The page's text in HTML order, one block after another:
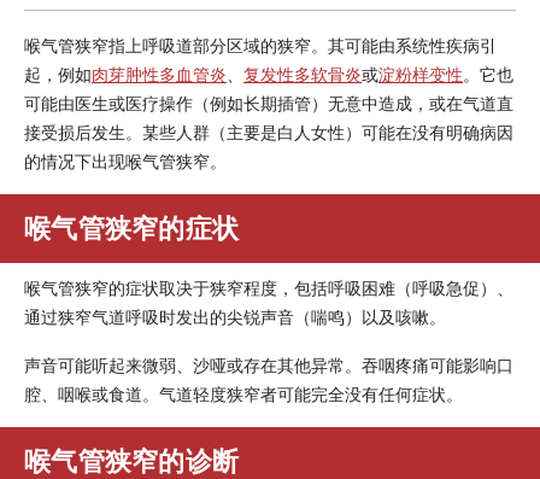
喉气管狭窄指上呼吸道部分区域的狭窄。其可能由系统性疾病引
起，例如肉芽肿性多血管炎、 复发性多软骨炎或淀粉样变性。它也
可能由医生或医疗操作（例如长期插管）无意中造成，或在气道直
接受损后发生。某些人群（主要是白人女性）可能在没有明确病因
的情况下出现喉气管狭窄。
喉气管狭窄的症状
喉气管狭窄的症状取决于狭窄程度，包括呼吸困难（呼吸急促）、
通过狭窄气道呼吸时发出的尖锐声音（喘鸣）以及咳嗽。
声音可能听起来微弱、沙哑或存在其他异常。吞咽疼痛可能影响口
腔、咽喉或食道。气道轻度狭窄者可能完全没有任何症状。
喉气管狭窄的诊断